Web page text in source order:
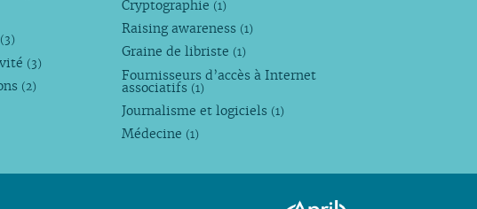
(3)
(3)
(2)
Cryptographie (1)
Raising awareness (1)
Graine de libriste (1)
Fournisseurs d’accès à Internet
associatifs (1)
Journalisme et logiciels (1)
Médecine (1)